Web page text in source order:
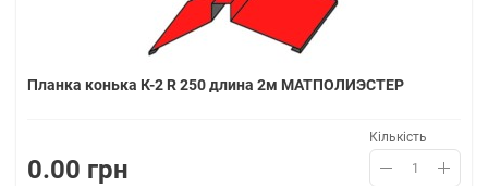
Планка конька К-2 R 250 длина 2м МАТПОЛИЭСТЕР
0.00 грн
Кількість